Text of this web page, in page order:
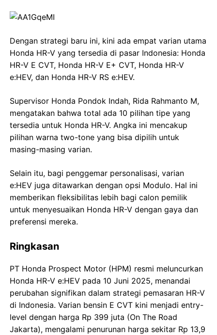
Dengan strategi baru ini, kini ada empat varian utama
Honda HR-V yang tersedia di pasar Indonesia: Honda
HR-V E CVT, Honda HR-V E+ CVT, Honda HR-V
e:HEV, dan Honda HR-V RS e:HEV.
Supervisor Honda Pondok Indah, Rida Rahmanto M,
mengatakan bahwa total ada 10 pilihan tipe yang
tersedia untuk Honda HR-V. Angka ini mencakup
pilihan warna two-tone yang bisa dipilih untuk
masing-masing varian.
Selain itu, bagi penggemar personalisasi, varian
e:HEV juga ditawarkan dengan opsi Modulo. Hal ini
memberikan fleksibilitas lebih bagi calon pemilik
untuk menyesuaikan Honda HR-V dengan gaya dan
preferensi mereka.
Ringkasan
PT Honda Prospect Motor (HPM) resmi meluncurkan
Honda HR-V e:HEV pada 10 Juni 2025, menandai
perubahan signifikan dalam strategi pemasaran HR-V
di Indonesia. Varian bensin E CVT kini menjadi entry-
level dengan harga Rp 399 juta (On The Road
Jakarta), mengalami penurunan harga sekitar Rp 13,9